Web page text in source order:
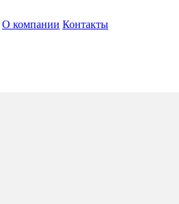
О компании Контакты